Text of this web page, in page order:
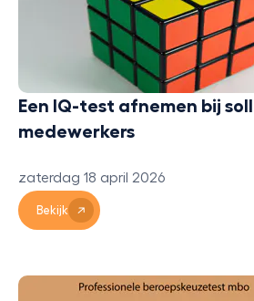
Een IQ-test afnemen bij
medewerkers
zaterdag 18 april 2026
Bekijk